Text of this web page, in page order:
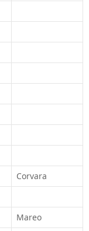
Corvara
Mareo